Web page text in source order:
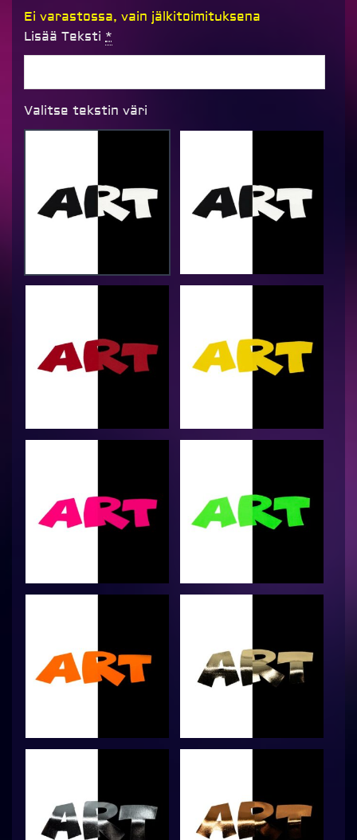
Ei varastossa, vain jälkitoimituksena
Lisää Teksti *
Valitse tekstin väri
Pipo
omalla
tekstillä,